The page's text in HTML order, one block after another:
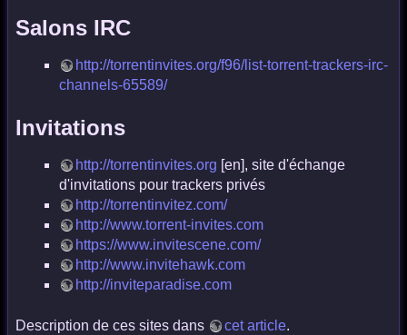
Salons IRC
http://torrentinvites.org/f96/list-torrent-trackers-irc-
channels-65589/
Invitations
http://torrentinvites.org [en], site d'échange
d'invitations pour trackers privés
http://torrentinvitez.com/
http://www.torrent-invites.com
https://www.invitescene.com/
http://www.invitehawk.com
http://inviteparadise.com
Description de ces sites dans cet article.